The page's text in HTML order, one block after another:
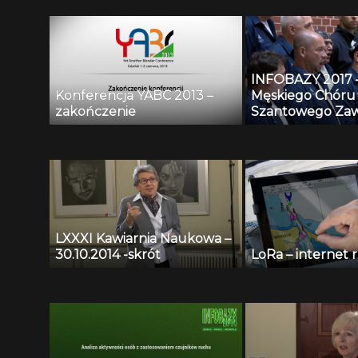
Konferencja YABC 2013 –
zakończenie
INFOBAZY
Męskiego Chóru
Szantowego
Czarny
LXXXI Kawiarnia Naukowa –
30.10.2014 -skrót
LoRa – internet